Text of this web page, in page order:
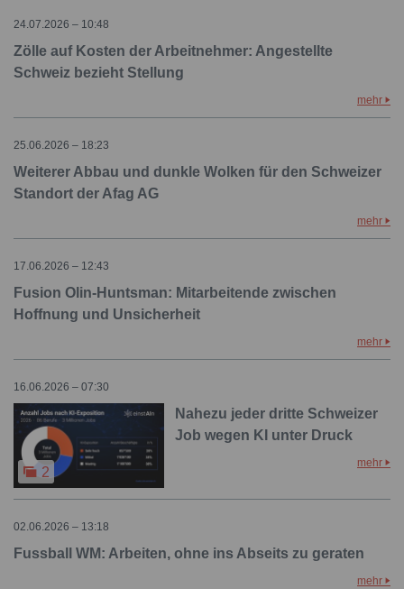
24.07.2026 – 10:48
Zölle auf Kosten der Arbeitnehmer: Angestellte
Schweiz bezieht Stellung
mehr
25.06.2026 – 18:23
Weiterer Abbau und dunkle Wolken für den Schweizer
Standort der Afag AG
mehr
17.06.2026 – 12:43
Fusion Olin-Huntsman: Mitarbeitende zwischen
Hoffnung und Unsicherheit
mehr
16.06.2026 – 07:30
2
Nahezu jeder dritte Schweizer
Job wegen KI unter Druck
mehr
02.06.2026 – 13:18
Fussball WM: Arbeiten, ohne ins Abseits zu geraten
mehr